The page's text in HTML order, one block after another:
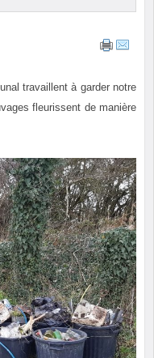
travaillent à garder notre
fleurissent de manière